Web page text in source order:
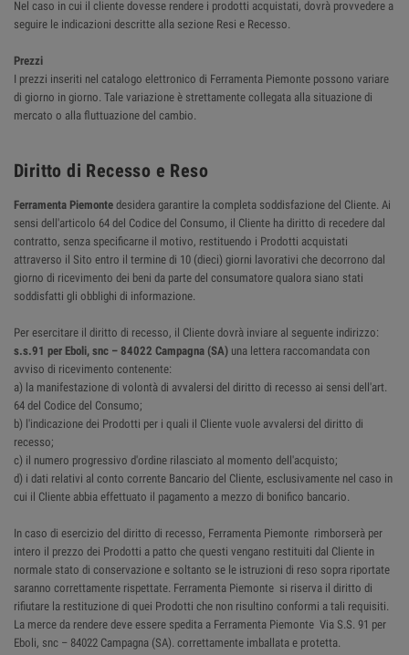
Nel caso in cui il cliente dovesse rendere i prodotti acquistati, dovrà provvedere a
seguire le indicazioni descritte alla sezione Resi e Recesso.
Prezzi
I prezzi inseriti nel catalogo elettronico di Ferramenta Piemonte possono variare
di giorno in giorno. Tale variazione è strettamente collegata alla situazione di
mercato o alla fluttuazione del cambio.
Diritto di Recesso e Reso
Ferramenta Piemonte desidera garantire la completa soddisfazione del Cliente. Ai
sensi dell'articolo 64 del Codice del Consumo, il Cliente ha diritto di recedere dal
contratto, senza specificarne il motivo, restituendo i Prodotti acquistati
attraverso il Sito entro il termine di 10 (dieci) giorni lavorativi che decorrono dal
giorno di ricevimento dei beni da parte del consumatore qualora siano stati
soddisfatti gli obblighi di informazione.
Per esercitare il diritto di recesso, il Cliente dovrà inviare al seguente indirizzo:
s.s.91 per Eboli, snc – 84022 Campagna (SA) una lettera raccomandata con
avviso di ricevimento contenente:
a) la manifestazione di volontà di avvalersi del diritto di recesso ai sensi dell'art.
64 del Codice del Consumo;
b) l'indicazione dei Prodotti per i quali il Cliente vuole avvalersi del diritto di
recesso;
c) il numero progressivo d'ordine rilasciato al momento dell'acquisto;
d) i dati relativi al conto corrente Bancario del Cliente, esclusivamente nel caso in
cui il Cliente abbia effettuato il pagamento a mezzo di bonifico bancario.
In caso di esercizio del diritto di recesso, Ferramenta Piemonte rimborserà per
intero il prezzo dei Prodotti a patto che questi vengano restituiti dal Cliente in
normale stato di conservazione e soltanto se le istruzioni di reso sopra riportate
saranno correttamente rispettate. Ferramenta Piemonte si riserva il diritto di
rifiutare la restituzione di quei Prodotti che non risultino conformi a tali requisiti.
La merce da rendere deve essere spedita a Ferramenta Piemonte Via S.S. 91 per
Eboli, snc – 84022 Campagna (SA). correttamente imballata e protetta.